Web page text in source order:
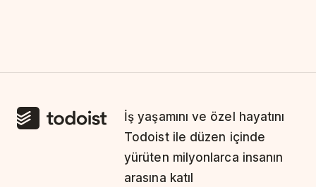
İş yaşamını ve özel hayatını
Todoist ile düzen içinde
yürüten milyonlarca insanın
arasına katıl